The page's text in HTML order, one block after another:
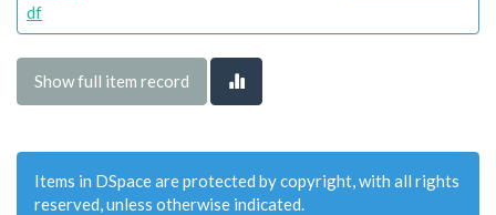
df
Show full item record
Items in DSpace are protected by copyright, with all rights
reserved, unless otherwise indicated.